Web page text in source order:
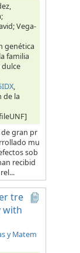
Vega-
genética
familia
dulce
,
de la
gran pr
mu
sob
recibid
tre
with
y Matem